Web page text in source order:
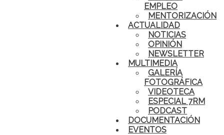
EMPLEO
MENTORIZACIÓN
ACTUALIDAD
NOTICIAS
OPINIÓN
NEWSLETTER
MULTIMEDIA
GALERÍA
FOTOGRÁFICA
VIDEOTECA
ESPECIAL 7RM
PODCAST
DOCUMENTACIÓN
EVENTOS